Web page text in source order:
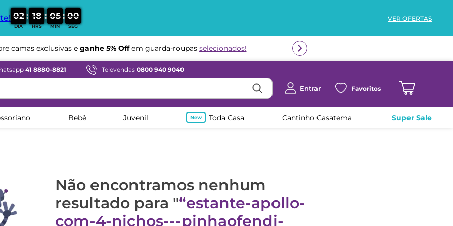
02
DIA
: 18
HRS
: 05
MIN
: 00
SEG
VER OFERTAS
camas exclusivas e ganhe 5% Offem guarda-roupas selecionados!
41 8880-8821 Televendas 0800 940 9040
Entrar Favoritos
Bebê Juvenil Toda Casa Cantinho Casatema Super Sale
Não encontramos nenhum
resultado para " estante-apollo-
com-4-nichos---pinhaofendi-